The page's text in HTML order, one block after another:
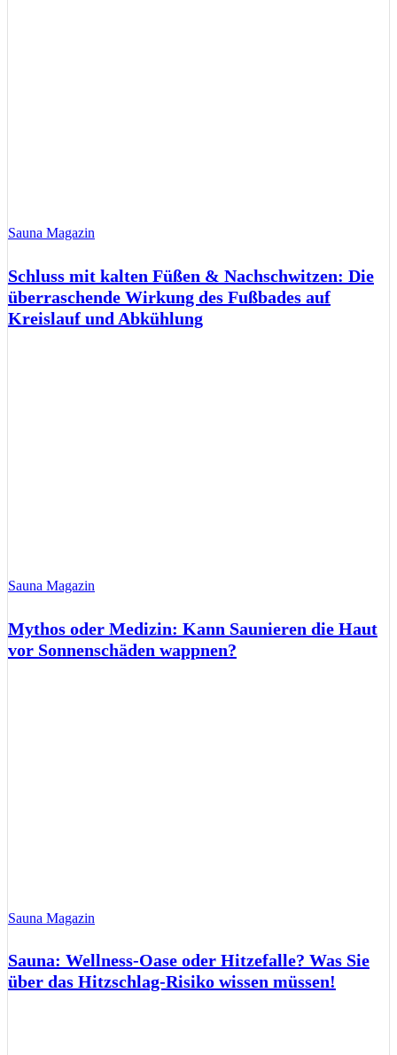
Sauna Magazin
Schluss mit kalten Füßen & Nachschwitzen: Die
überraschende Wirkung des Fußbades auf
Kreislauf und Abkühlung
Sauna Magazin
Mythos oder Medizin: Kann Saunieren die Haut
vor Sonnenschäden wappnen?
Sauna Magazin
Sauna: Wellness-Oase oder Hitzefalle? Was Sie
über das Hitzschlag-Risiko wissen müssen!